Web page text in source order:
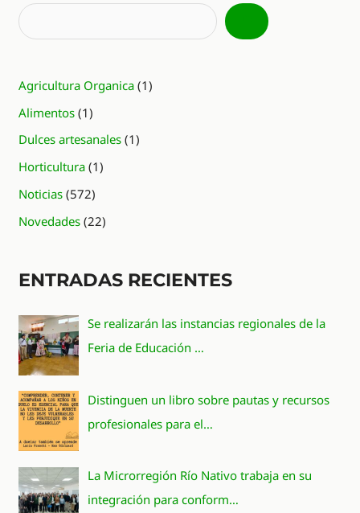
Agricultura Organica (1)
Alimentos (1)
Dulces artesanales (1)
Horticultura (1)
Noticias (572)
Novedades (22)
ENTRADAS RECIENTES
Se realizarán las instancias regionales de la
Feria de Educación …
Distinguen un libro sobre pautas y recursos
profesionales para el…
La Microrregión Río Nativo trabaja en su
integración para conform…